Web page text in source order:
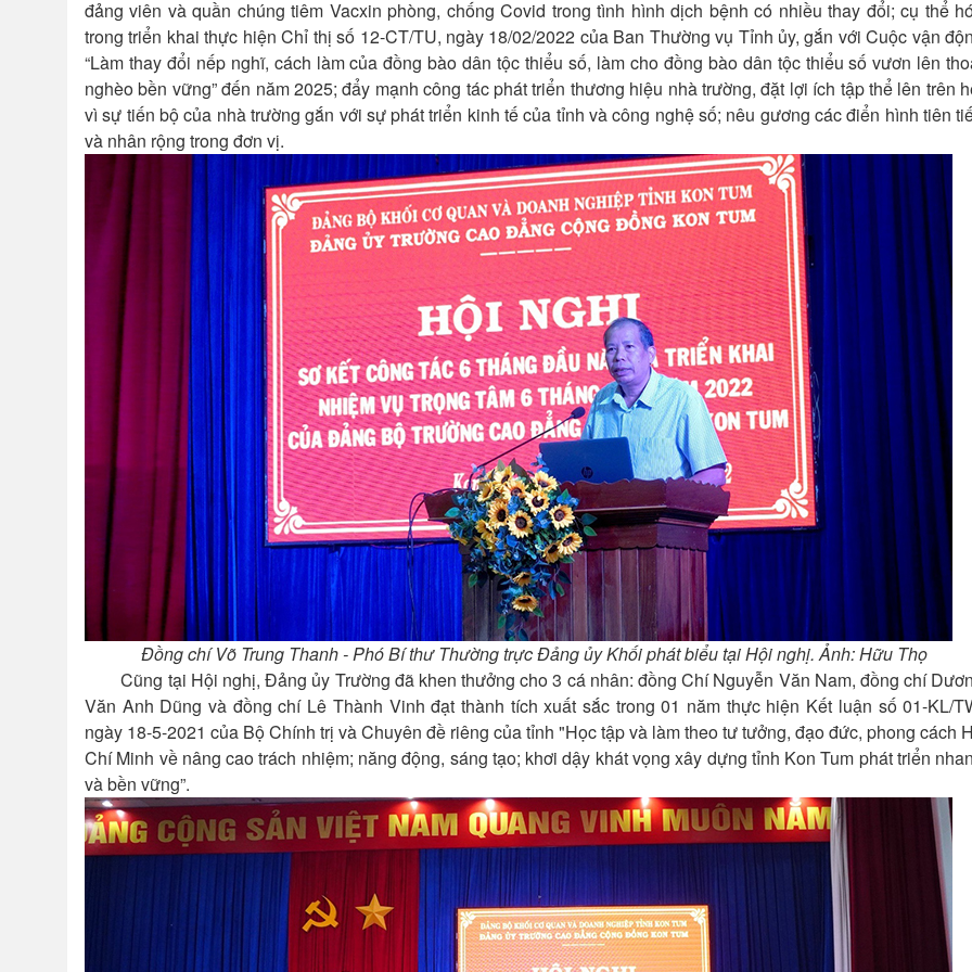
đảng viên và quần chúng tiêm Vacxin phòng, chống Covid trong tình hình dịch bệnh có nhiều thay đổi; cụ thể
trong triển khai thực hiện Chỉ thị số 12-CT/TU, ngày 18/02/2022 của Ban Thường vụ Tỉnh ủy, gắn với Cuộc vận
“Làm thay đổi nếp nghĩ, cách làm của đồng bào dân tộc thiểu số, làm cho đồng bào dân tộc thiểu số vươn lên
nghèo bền vững” đến năm 2025; đẩy mạnh công tác phát triển thương hiệu nhà trường, đặt lợi ích tập thể lên trên
vì sự tiến bộ của nhà trường gắn với sự phát triển kinh tế của tỉnh và công nghệ số; nêu gương các điển hình tiên
và nhân rộng trong đơn vị.
Đồng chíVõ Trung Thanh-Phó Bí thư Thường trực Đảng ủy Khối phát biểu tại Hội nghị. Ảnh: Hữu Thọ
Cũng tại Hội nghị, Đảng ủy Trường đã khen thưởng cho 3 cá nhân: đồng Chí Nguyễn Văn Nam, đồng chí
Văn Anh Dũng và đồng chí Lê Thành Vinh đạt thành tích xuất sắc trong 01 năm thực hiện Kết luận số 01-KL/
ngày 18-5-2021 của Bộ Chính trị và Chuyên đề riêng của tỉnh "Học tập và làm theo tư tưởng, đạo đức, phong cách
Chí Minh về nâng cao trách nhiệm; năng động, sáng tạo; khơi dậy khát vọng xây dựng tỉnh Kon Tum phát triển
và bền vững”.